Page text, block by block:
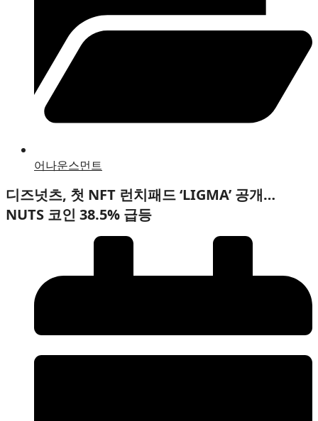
어나운스먼트
디즈넛츠, 첫 NFT 런치패드 ‘LIGMA’ 공개…
NUTS 코인 38.5% 급등